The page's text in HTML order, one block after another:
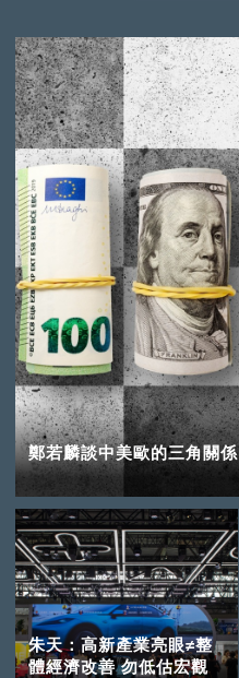
鄭若麟談中美歐的三角關係
朱天：高新產業亮眼≠整
體經濟改善 勿低估宏觀